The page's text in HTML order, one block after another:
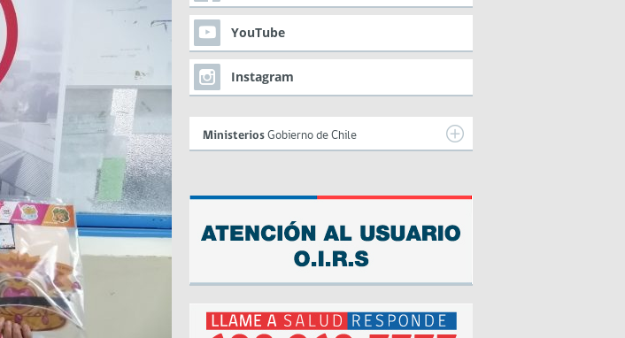
YouTube
Instagram
Ministerios Gobierno de Chile